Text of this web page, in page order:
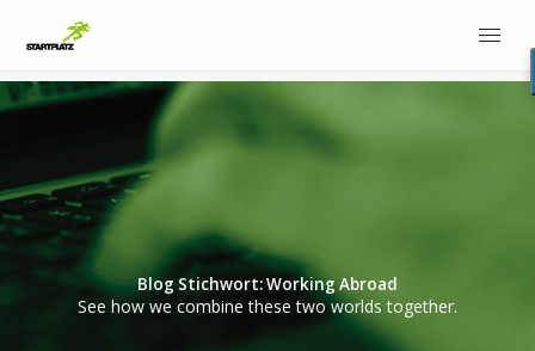
Blog Stichwort: Working Abroad
See how we combine these two worlds together.